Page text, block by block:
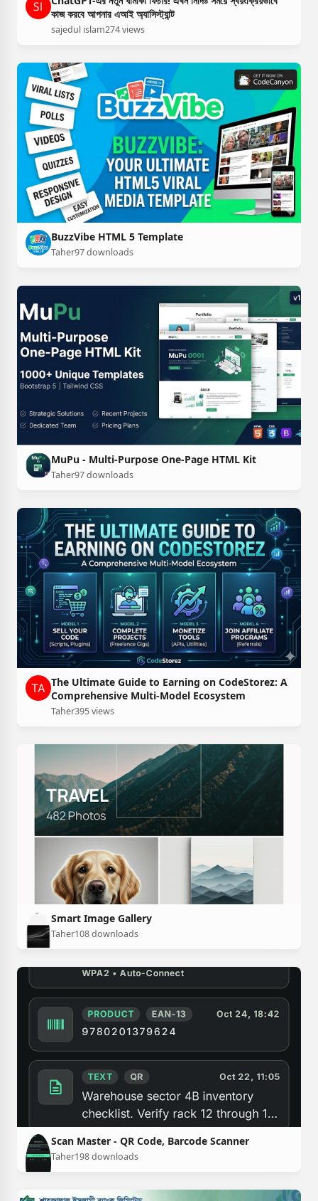
কাজ করবে আপনার এআই অ্যাসিস্ট্যান্ট
sajedul islam274 views
BuzzVibe HTML 5 Template
Taher97 downloads
MuPu - Multi-Purpose One-Page HTML Kit
Taher97 downloads
The Ultimate Guide to Earning on CodeStorez: A
Comprehensive Multi-Model Ecosystem
Taher395 views
Smart Image Gallery
Taher108 downloads
Scan Master - QR Code, Barcode Scanner
Taher198 downloads